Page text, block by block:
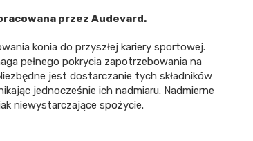
przez Audevard.
konia do przyszłej kariery sportowej.
pełnego pokrycia zapotrzebowania na
jest dostarczanie tych składników
jednocześnie ich nadmiaru. Nadmierne
niewystarczające spożycie.